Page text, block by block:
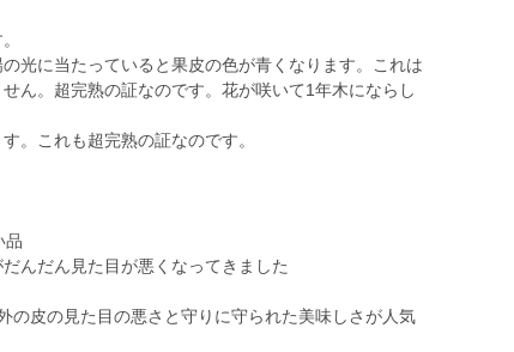
光に当たっていると果皮の色が青くなります。これは
ん。超完熟の証なのです。花が咲いて1年木にならし
。これも超完熟の証なのです。
品
んだん見た目が悪くなってきました
の皮の見た目の悪さと守りに守られた美味しさが人気